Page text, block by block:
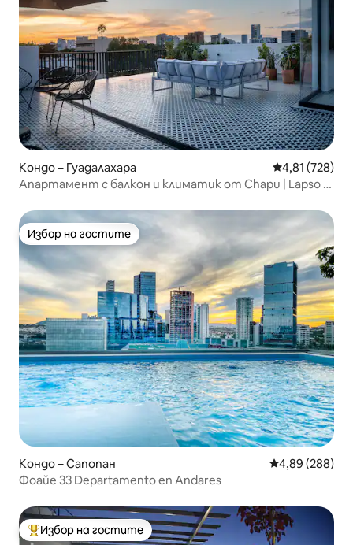
Кондо – Гуадалахара Средна
4,81 (728)
Апартамент с балкон и климатик от Chapu | Lapso в
Избор на гостите
Избор на гостите
Кондо – Сапопан Средна
4,89 (288)
Фоайе 33 Departamento en Andares
Най-популярен избор на гостите
Избор на гостите